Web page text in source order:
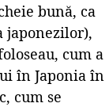
bună, ca
japonezilor),
cum a
în Japonia în
cum se